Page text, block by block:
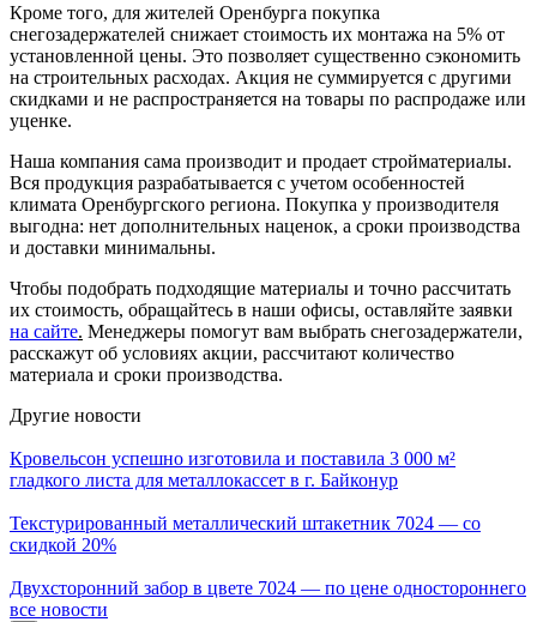
Кроме того, для жителей Оренбурга покупка
снегозадержателей снижает стоимость их монтажа на 5% от
установленной цены. Это позволяет существенно сэкономить
на строительных расходах. Акция не суммируется с другими
скидками и не распространяется на товары по распродаже или
уценке.
Наша компания сама производит и продает стройматериалы.
Вся продукция разрабатывается с учетом особенностей
климата Оренбургского региона. Покупка у производителя
выгодна: нет дополнительных наценок, а сроки производства
и доставки минимальны.
Чтобы подобрать подходящие материалы и точно рассчитать
их стоимость, обращайтесь в наши офисы, оставляйте заявки
на сайте. Менеджеры помогут вам выбрать снегозадержатели,
расскажут об условиях акции, рассчитают количество
материала и сроки производства.
Другие новости
Кровельсон успешно изготовила и поставила 3 000 м²
гладкого листа для металлокассет в г. Байконур
Текстурированный металлический штакетник 7024 — со
скидкой 20%
Двухсторонний забор в цвете 7024 — по цене одностороннего
все новости